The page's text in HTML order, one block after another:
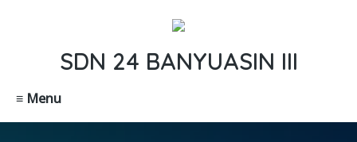
SDN 24 BANYUASIN III
≡ Menu